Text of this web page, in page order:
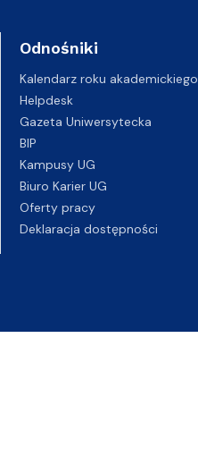
Odnośniki
Kalendarz roku akademickiego
Helpdesk
Gazeta Uniwersytecka
BIP
Kampusy UG
Biuro Karier UG
Oferty pracy
Deklaracja dostępności